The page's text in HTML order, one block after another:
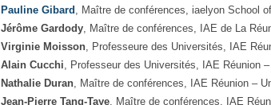
Pauline Gibard , Maître de conférences, iaelyon School
Jérôme Gardody, Maître de conférences, IAE de La
Virginie Moisson, Professeure des Universités, IAE
Alain Cucchi, Professeur des Universités, IAE Réunion
Nathalie Duran, Maître de conférences, IAE Réunion –
Jean-Pierre Tang-Taye, Maître de conférences, IAE